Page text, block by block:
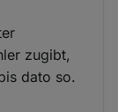
zugibt,
dato so.